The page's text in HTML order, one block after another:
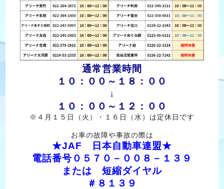
通常営業時間
１０：００～１８：００
↓
１０：００～１２：００
※４月１５日（火）・１６日（水）は定休日です
お車の故障や事故の際は
★JAF 日本自動車連盟★
電話番号０５７０－００８－１３９
または 短縮ダイヤル
＃８１３９